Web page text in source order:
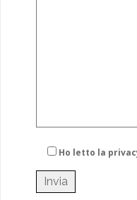
Ho letto la